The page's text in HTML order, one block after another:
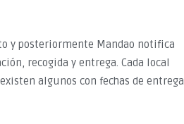
y posteriormente Mandao notifica
recogida y entrega. Cada local
algunos con fechas de entrega